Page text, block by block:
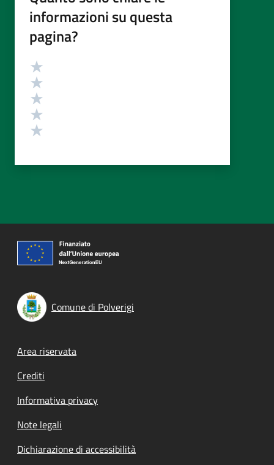
informazioni su questa
pagina?
Valutazione
Comune di Polverigi
Footer menu
Area riservata
Crediti
Informativa privacy
Note legali
Dichiarazione di accessibilità